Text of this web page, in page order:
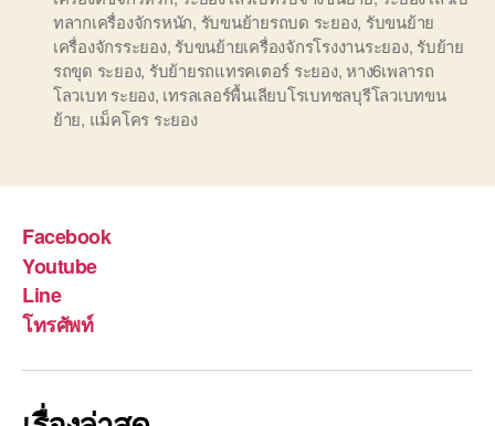
ทลากเครื่องจักรหนัก, รับขนย้ายรถบด ระยอง, รับขนย้าย
เครื่องจักรระยอง, รับขนย้ายเครื่องจักรโรงงานระยอง, รับย้าย
รถขุด ระยอง, รับย้ายรถแทรคเตอร์ ระยอง,หาง6เพลารถ
โลวเบท ระยอง, เทรลเลอร์พื้นเลียบโรเบทชลบุรีโลวเบทขน
ย้าย, แม็คโคร ระยอง
Facebook
Youtube
Line
โทรศัพท์